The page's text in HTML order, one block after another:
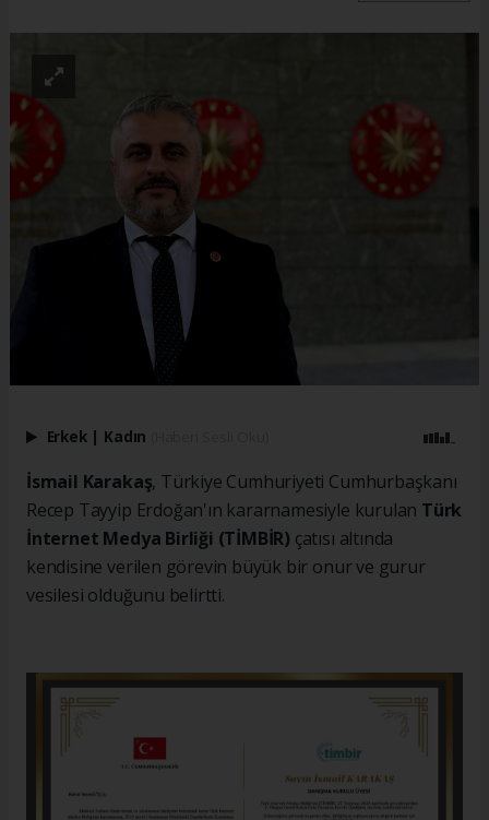
Erkek | Kadın
İsmail Karakaş, Türkiye Cumhuriyeti Cumhurbaşkanı
Recep Tayyip Erdoğan'ın kararnamesiyle kurulan Türk
İnternet Medya Birliği (TİMBİR) çatısı altında
kendisine verilen görevin büyük bir onur ve gurur
vesilesi olduğunu belirtti.